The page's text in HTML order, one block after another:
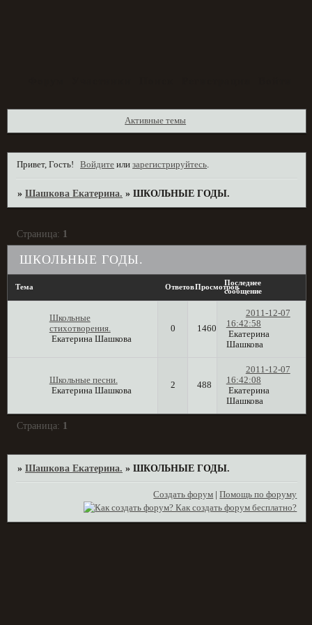
Активные темы
Привет, Гость! Войдите илизарегистрируйтесь.
»Шашкова Екатерина. »ШКОЛЬНЫЕ ГОДЫ.
ШКОЛЬНЫЕ ГОДЫ.
Страница: 1
Тема ОтветовПросмотровПоследнее
сообщение
Школьные
стихотворения.
Екатерина Шашкова
0 1460
2011-12-07
16:42:58
Екатерина
Шашкова
Школьные песни.
Екатерина Шашкова
2 488
2011-12-07
16:42:08
Екатерина
Шашкова
Страница: 1
»Шашкова Екатерина. »ШКОЛЬНЫЕ ГОДЫ.
Создать форум |Помощь по форуму